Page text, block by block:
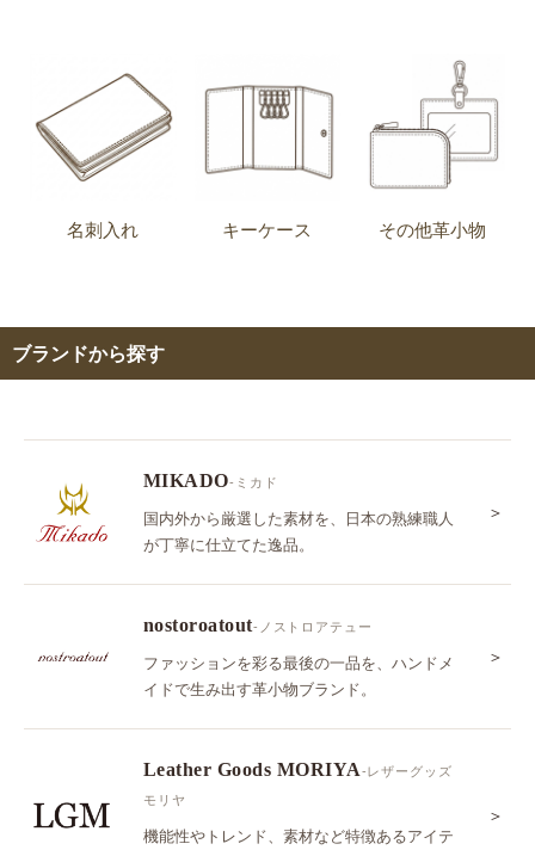
名刺入れ キーケース その他革小物
ブランドから探す
MIKADO-ミカド
国内外から厳選した素材を、日本の熟練職人
が丁寧に仕立てた逸品。
＞
nostoroatout-ノストロアテュー
ファッションを彩る最後の一品を、ハンドメ
イドで生み出す革小物ブランド。
＞
Leather Goods MORIYA-レザーグッズ
モリヤ
機能性やトレンド、素材など特徴あるアイテ
＞